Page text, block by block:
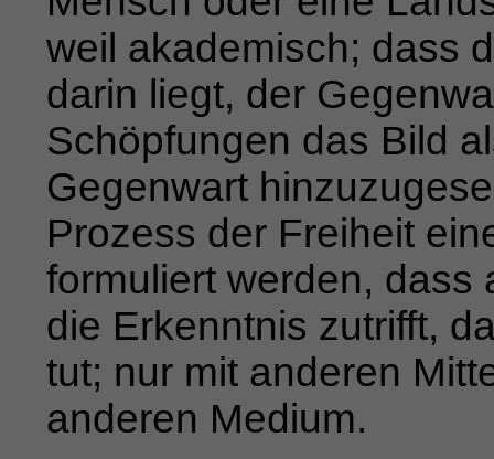
weil akademisch; dass
darin liegt, der
Schöpfungen das Bild
Gegenwart
Prozess der Freiheit
formuliert wer­den, dass
die Erkenntnis zutrifft,
tut; nur mit anderen
anderen Medium.